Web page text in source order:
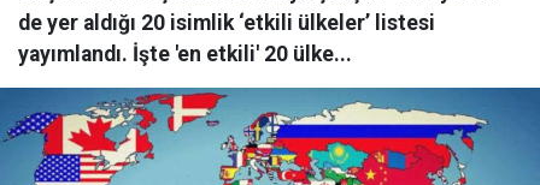
de yer aldığı 20 isimlik ‘etkili ülkeler’ listesi
yayımlandı. İşte 'en etkili' 20 ülke...